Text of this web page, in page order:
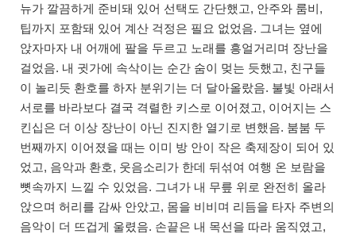
뉴가 깔끔하게 준비돼 있어 선택도 간단했고, 안주와 룸비,
팁까지 포함돼 있어 계산 걱정은 필요 없었음. 그녀는 옆에
앉자마자 내 어깨에 팔을 두르고 노래를 흥얼거리며 장난을
걸었음. 내 귓가에 속삭이는 순간 숨이 멎는 듯했고, 친구들
이 놀리듯 환호를 하자 분위기는 더 달아올랐음. 불빛 아래서
서로를 바라보다 결국 격렬한 키스로 이어졌고, 이어지는 스
킨십은 더 이상 장난이 아닌 진지한 열기로 변했음. 붐붐 두
번째까지 이어졌을 때는 이미 방 안이 작은 축제장이 되어 있
었고, 음악과 환호, 웃음소리가 한데 뒤섞여 여행 온 보람을
뼛속까지 느낄 수 있었음. 그녀가 내 무릎 위로 완전히 올라
앉으며 허리를 감싸 안았고, 몸을 비비며 리듬을 타자 주변의
음악이 더 뜨겁게 울렸음. 손끝은 내 목선을 따라 움직였고,